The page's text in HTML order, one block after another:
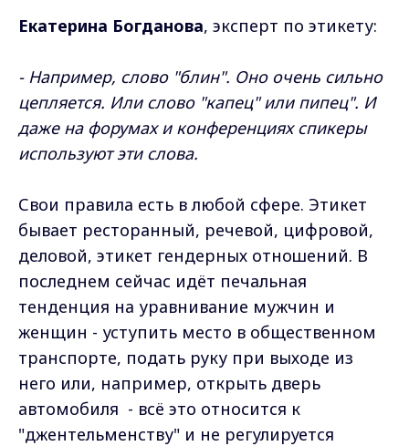
Екатерина Богданова, эксперт по этикету:
- Например, слово "блин". Оно очень сильно
цепляется. Или слово "капец" или пипец". И
даже на форумах и конференциях спикеры
используют эти слова.
Свои правила есть в любой сфере. Этикет
бывает ресторанный, речевой, цифровой,
деловой, этикет гендерных отношений. В
последнем сейчас идёт печальная
тенденция на уравнивание мужчин и
женщин - уступить место в общественном
транспорте, подать руку при выходе из
него или, например, открыть дверь
автомобиля - всё это относится к
"джентельменству" и не регулируется